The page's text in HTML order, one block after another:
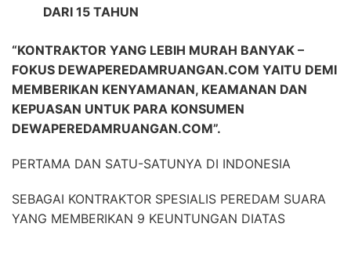
DARI 15 TAHUN
“KONTRAKTOR YANG LEBIH MURAH BANYAK –
FOKUS DEWAPEREDAMRUANGAN.COM YAITU DEMI
MEMBERIKAN KENYAMANAN, KEAMANAN DAN
KEPUASAN UNTUK PARA KONSUMEN
DEWAPEREDAMRUANGAN.COM”.
PERTAMA DAN SATU-SATUNYA DI INDONESIA
SEBAGAI KONTRAKTOR SPESIALIS PEREDAM SUARA
YANG MEMBERIKAN 9 KEUNTUNGAN DIATAS